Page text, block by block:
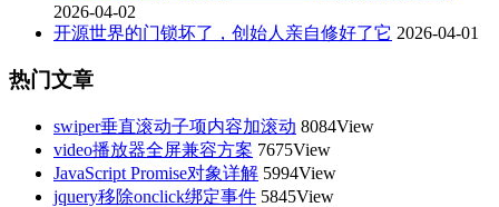
2026-04-02
开源世界的门锁坏了，创始人亲自修好了它 2026-04-01
热门文章
swiper垂直滚动子项内容加滚动 8084View
video播放器全屏兼容方案 7675View
JavaScript Promise对象详解 5994View
jquery移除onclick绑定事件 5845View